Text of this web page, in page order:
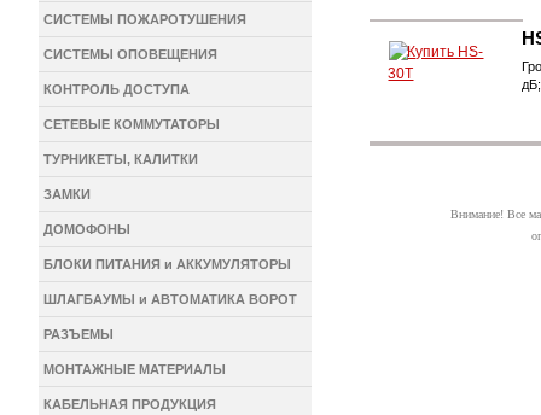
СИСТЕМЫ ПОЖАРОТУШЕНИЯ
СИСТЕМЫ ОПОВЕЩЕНИЯ
КОНТРОЛЬ ДОСТУПА
СЕТЕВЫЕ КОММУТАТОРЫ
ТУРНИКЕТЫ, КАЛИТКИ
ЗАМКИ
ДОМОФОНЫ
БЛОКИ ПИТАНИЯ и АККУМУЛЯТОРЫ
ШЛАГБАУМЫ и АВТОМАТИКА ВОРОТ
РАЗЪЕМЫ
МОНТАЖНЫЕ МАТЕРИАЛЫ
КАБЕЛЬНАЯ ПРОДУКЦИЯ
Внимание! Все